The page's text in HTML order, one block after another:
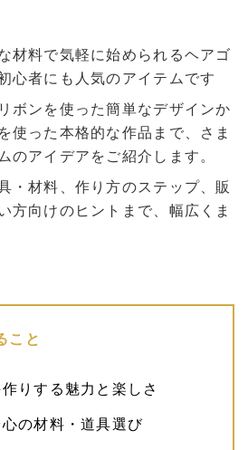
材料で気軽に始められるヘアゴ
心者にも人気のアイテムです
ボンを使った簡単なデザインか
使った本格的な作品まで、さま
のアイデアをご紹介します。
・材料、作り方のステップ、販
方向けのヒントまで、幅広くま
こと
りする魅力と楽しさ
の材料・道具選び